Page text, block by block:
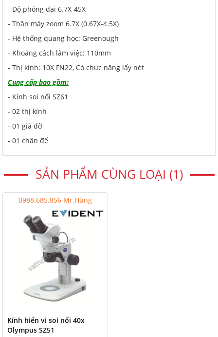
- Độ phóng đại 6.7X-45X
- Thân máy zoom 6.7X (0.67X-4.5X)
- Hệ thống quang học: Greenough
- Khoảng cách làm việc: 110mm
- Thị kính: 10X FN22, Có chức năng lấy nét
Cung cấp bao gồm:
- Kính soi nổi SZ61
- 02 thị kính
- 01 giá đỡ
- 01 chân đế
SẢN PHẨM CÙNG LOẠI (1)
0988.685.856 Mr.Hùng
Kính hiển vi soi nổi 40x
Olympus SZ51